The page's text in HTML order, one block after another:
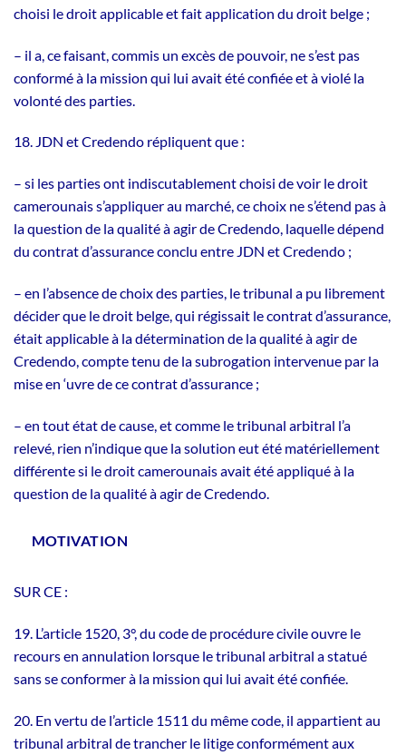
choisi le droit applicable et fait application du droit belge ;
– il a, ce faisant, commis un excès de pouvoir, ne s’est pas
conformé à la mission qui lui avait été confiée et à violé la
volonté des parties.
18. JDN et Credendo répliquent que :
– si les parties ont indiscutablement choisi de voir le droit
camerounais s’appliquer au marché, ce choix ne s’étend pas à
la question de la qualité à agir de Credendo, laquelle dépend
du contrat d’assurance conclu entre JDN et Credendo ;
– en l’absence de choix des parties, le tribunal a pu librement
décider que le droit belge, qui régissait le contrat d’assurance,
était applicable à la détermination de la qualité à agir de
Credendo, compte tenu de la subrogation intervenue par la
mise en ‘uvre de ce contrat d’assurance ;
– en tout état de cause, et comme le tribunal arbitral l’a
relevé, rien n’indique que la solution eut été matériellement
différente si le droit camerounais avait été appliqué à la
question de la qualité à agir de Credendo.
MOTIVATION
SUR CE :
19. L’article 1520, 3°, du code de procédure civile ouvre le
recours en annulation lorsque le tribunal arbitral a statué
sans se conformer à la mission qui lui avait été confiée.
20. En vertu de l’article 1511 du même code, il appartient au
tribunal arbitral de trancher le litige conformément aux